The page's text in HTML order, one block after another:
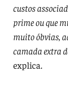
custos
prime ou que
muito óbvias,
camada extra
explica.